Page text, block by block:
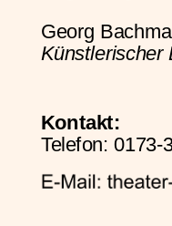
Georg
Künstlerischer
Kontakt:
Telefon: 0173-